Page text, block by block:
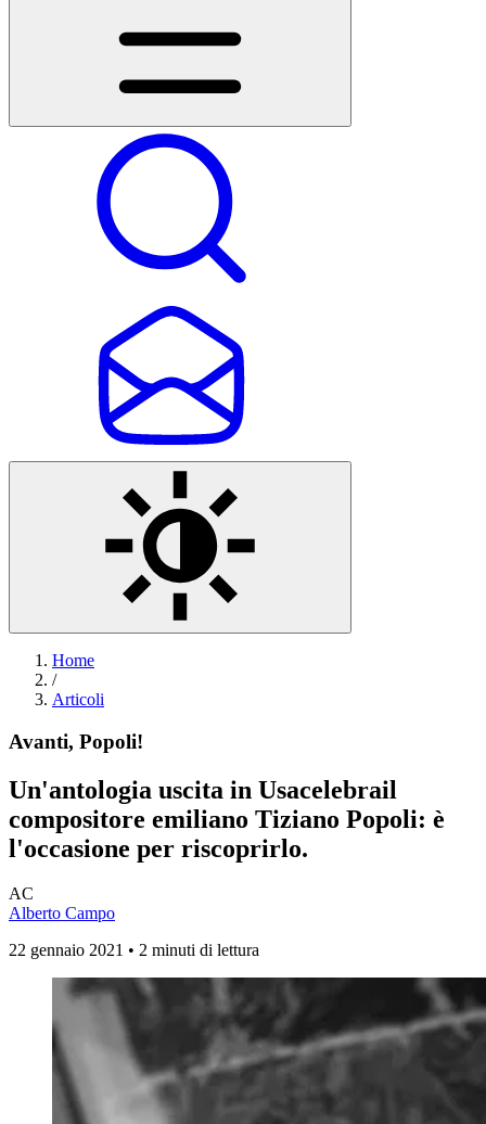
Home
/
Articoli
Avanti, Popoli!
Un'antologia uscita in Usacelebrail
compositore emiliano Tiziano Popoli: è
l'occasione per riscoprirlo.
AC
Alberto Campo
22 gennaio 2021 • 2 minuti di lettura